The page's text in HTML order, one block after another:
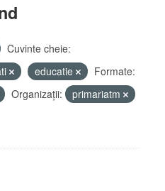
Cuvinte cheie:
educatie
Formate:
Organizații:
primariatm